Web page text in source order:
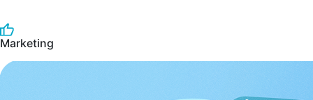
Marketing